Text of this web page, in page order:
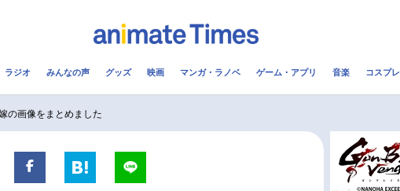
配信・Vtuber
ラジオ みんなの声 グッズ 映画 マンガ・ラノベ ゲーム・アプリ 音楽 コスプレ
の画像をまとめました